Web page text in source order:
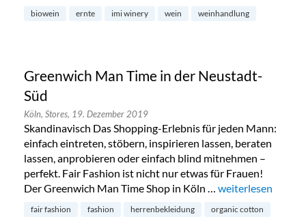
biowein ernte imi winery wein weinhandlung
Greenwich Man Time in der Neustadt-
Süd
Köln, Stores, 19. Dezember 2019
Skandinavisch Das Shopping-Erlebnis für jeden Mann:
einfach eintreten, stöbern, inspirieren lassen, beraten
lassen, anprobieren oder einfach blind mitnehmen –
perfekt. Fair Fashion ist nicht nur etwas für Frauen!
Der Greenwich Man Time Shop in Köln … „Greenwich Man
weiterlesen
fair fashion fashion herrenbekleidung
organic cotton